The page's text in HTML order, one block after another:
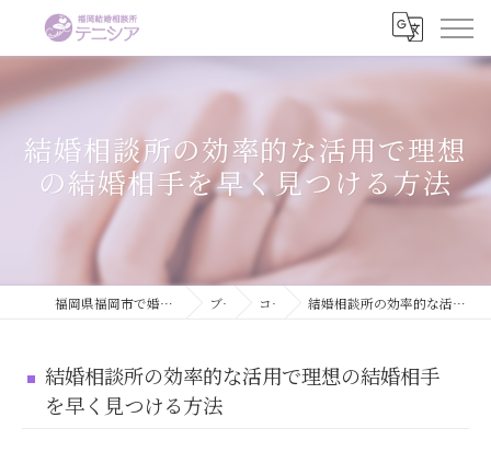
結婚相談所の効率的な活用で理想
の結婚相手を早く見つける方法
福岡県福岡市で婚活するなら結婚相談所テニシア ブログ コラム 結婚相談所の効率的な活用で理想の結婚相手を早く見つける方法
結婚相談所の効率的な活用で理想の結婚相手
を早く見つける方法